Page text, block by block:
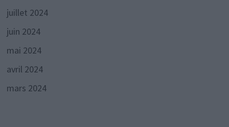
juillet 2024
juin 2024
mai 2024
avril 2024
mars 2024